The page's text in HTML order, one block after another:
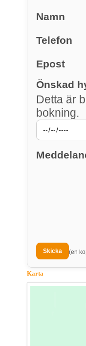
Namn
Telefon
Epost
Önskad
Detta är
bokning.
(en
Karta